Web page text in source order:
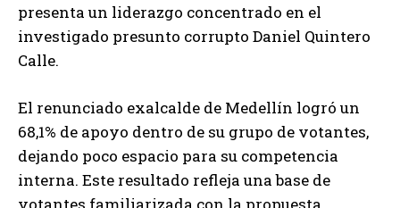
presenta un liderazgo concentrado en el
investigado presunto corrupto Daniel Quintero
Calle.
El renunciado exalcalde de Medellín logró un
68,1% de apoyo dentro de su grupo de votantes,
dejando poco espacio para su competencia
interna. Este resultado refleja una base de